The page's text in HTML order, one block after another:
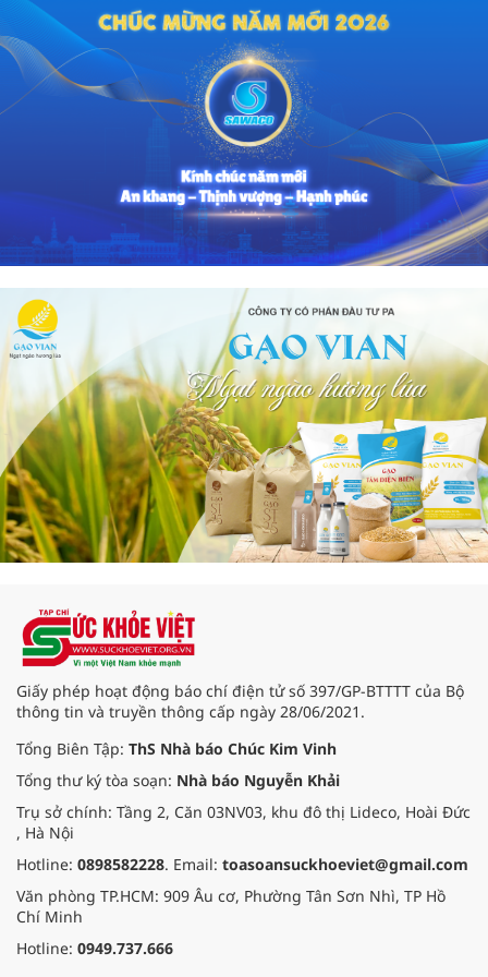
Giấy phép hoạt động báo chí điện tử số 397/GP-BTTTT của Bộ
thông tin và truyền thông cấp ngày 28/06/2021.
Tổng Biên Tập: ThS Nhà báo Chúc Kim Vinh
Tổng thư ký tòa soạn: Nhà báo Nguyễn Khải
Trụ sở chính: Tầng 2, Căn 03NV03, khu đô thị Lideco, Hoài Đức
, Hà Nội
Hotline: 0898582228. Email: toasoansuckhoeviet@gmail.com
Văn phòng TP.HCM: 909 Âu cơ, Phường Tân Sơn Nhì, TP Hồ
Chí Minh
Hotline: 0949.737.666